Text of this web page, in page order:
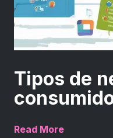
Tipos de
Read More